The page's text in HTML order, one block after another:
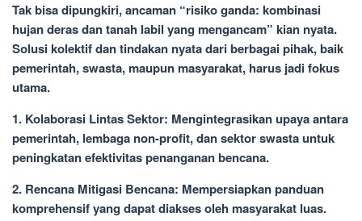
Tak bisa dipungkiri, ancaman “risiko ganda: kombinasi
hujan deras dan tanah labil yang mengancam” kian nyata.
Solusi kolektif dan tindakan nyata dari berbagai pihak, baik
pemerintah, swasta, maupun masyarakat, harus jadi fokus
utama.
1. Kolaborasi Lintas Sektor: Mengintegrasikan upaya antara
pemerintah, lembaga non-profit, dan sektor swasta untuk
peningkatan efektivitas penanganan bencana.
2. Rencana Mitigasi Bencana: Mempersiapkan panduan
komprehensif yang dapat diakses oleh masyarakat luas.